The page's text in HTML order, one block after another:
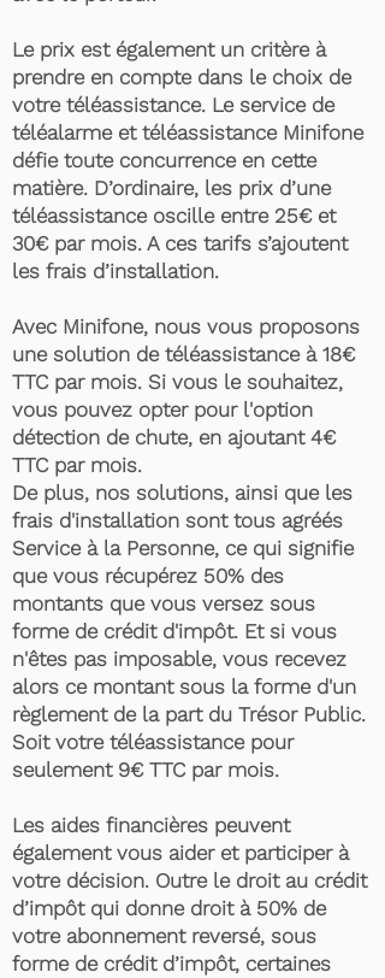
Le prix est également un critère à
prendre en compte dans le choix de
votre téléassistance. Le service de
téléalarme et téléassistance Minifone
défie toute concurrence en cette
matière. D’ordinaire, les prix d’une
téléassistance oscille entre 25€ et
30€ par mois. A ces tarifs s’ajoutent
les frais d’installation.
Avec Minifone, nous vous proposons
une solution de téléassistance à 18€
TTC par mois. Si vous le souhaitez,
vous pouvez opter pour l'option
détection de chute, en ajoutant 4€
TTC par mois.
De plus, nos solutions, ainsi que les
frais d'installation sont tous agréés
Service à la Personne, ce qui signifie
que vous récupérez 50% des
montants que vous versez sous
forme de crédit d'impôt. Et si vous
n'êtes pas imposable, vous recevez
alors ce montant sous la forme d'un
règlement de la part du Trésor Public.
Soit votre téléassistance pour
seulement 9€ TTC par mois.
Les aides financières peuvent
également vous aider et participer à
votre décision. Outre le droit au crédit
d’impôt qui donne droit à 50% de
votre abonnement reversé, sous
forme de crédit d’impôt, certaines